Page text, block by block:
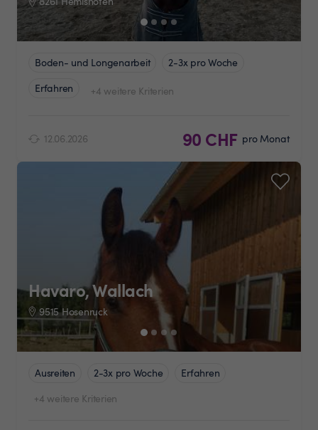
Boden- und Longenarbeit
2-3x pro Woche
Erfahren
+4 weitere Kriterien
12.06.2026 90 CHF pro Monat
Havaro, Wallach
9515 Hosenruck
Ausreiten 2-3x pro Woche
Erfahren
+4 weitere Kriterien